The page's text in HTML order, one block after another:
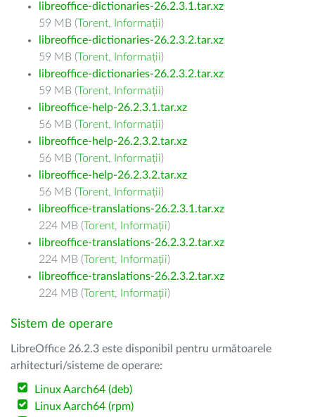
libreoffice-dictionaries-26.2.3.1.tar.xz
59 MB (Torent, Informații)
libreoffice-dictionaries-26.2.3.2.tar.xz
59 MB (Torent, Informații)
libreoffice-dictionaries-26.2.3.2.tar.xz
59 MB (Torent, Informații)
libreoffice-help-26.2.3.1.tar.xz
56 MB (Torent, Informații)
libreoffice-help-26.2.3.2.tar.xz
56 MB (Torent, Informații)
libreoffice-help-26.2.3.2.tar.xz
56 MB (Torent, Informații)
libreoffice-translations-26.2.3.1.tar.xz
224 MB (Torent, Informații)
libreoffice-translations-26.2.3.2.tar.xz
224 MB (Torent, Informații)
libreoffice-translations-26.2.3.2.tar.xz
224 MB (Torent, Informații)
Sistem de operare
LibreOffice 26.2.3 este disponibil pentru următoarele
arhitecturi/sisteme de operare:
Linux Aarch64 (deb)
Linux Aarch64 (rpm)